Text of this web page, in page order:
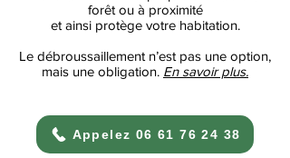
forêt ou à proximité
et ainsi protège votre habitation.
Le débroussaillement n’est pas une option,
mais une obligation. En savoir plus.
Appelez 06 61 76 24 38